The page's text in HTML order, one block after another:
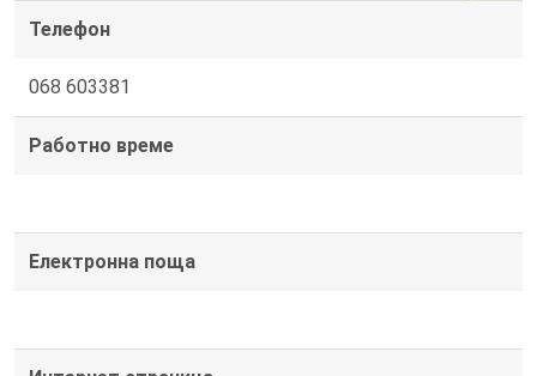
Телефон
068 603381
Работно време
Електронна поща